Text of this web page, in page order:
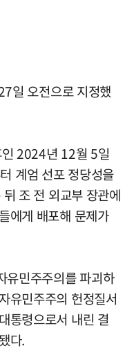
일 오전으로 지정했
2024년 12월 5일
계엄 선포 정당성을
조 전 외교부 장관에
에게 배포해 문제가
유민주주의를 파괴하
유민주주의 헌정질서
통령으로서 내린 결
다.